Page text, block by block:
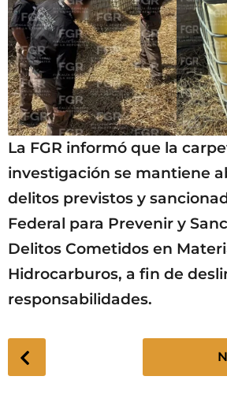
La FGR informó que la
investigación se mantiene
delitos previstos y
Federal para Prevenir y
Delitos Cometidos en
Hidrocarburos, a fin de
responsabilidades.
P
o